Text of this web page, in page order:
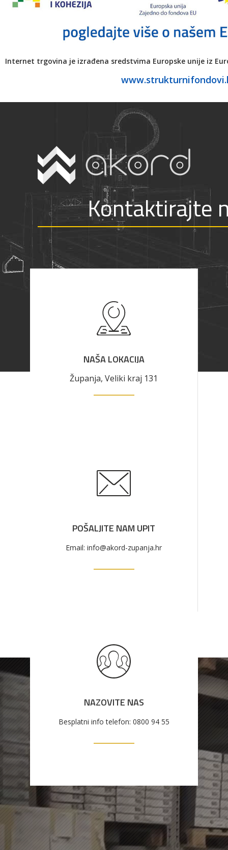
Internet trgovina je izrađena sredstvima Europske unije iz
Kontaktirajte
NAŠA LOKACIJA
Županja, Veliki kraj 131
POŠALJITE NAM UPIT
Email: info@akord-zupanja.hr
NAZOVITE NAS
Besplatni info telefon: 0800 94 55